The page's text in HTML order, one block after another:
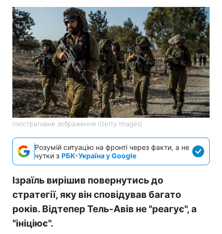
Ілюстративне зображення (Getty Images)
Розумій ситуацію на фронті через факти, а не
чутки з РБК-Україна у Google
Ізраїль вирішив повернутись до
стратегії, яку він сповідував багато
років. Відтепер Тель-Авів не "реагує", а
"ініціює".